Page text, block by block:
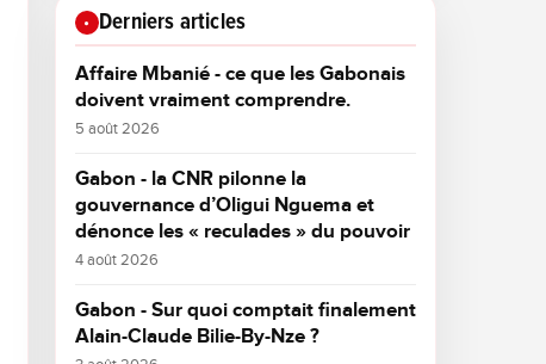
Derniers articles
Affaire Mbanié - ce que les Gabonais
doivent vraiment comprendre.
5 août 2026
Gabon - la CNR pilonne la
gouvernance d’Oligui Nguema et
dénonce les « reculades » du pouvoir
4 août 2026
Gabon - Sur quoi comptait finalement
Alain-Claude Bilie-By-Nze ?